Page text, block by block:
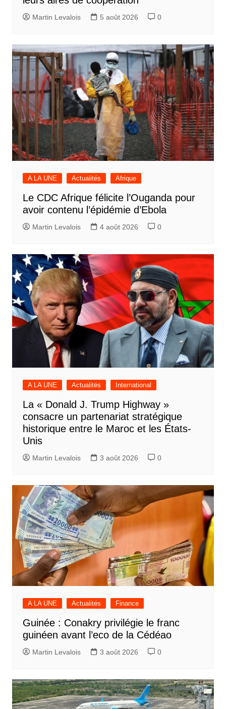
Martin Levalois 5 août 2026 0
A LA UNE Actualités Afrique
Le CDC Afrique félicite l’Ouganda pour
avoir contenu l’épidémie d’Ebola
Martin Levalois 4 août 2026 0
A LA UNE Actualités International
La « Donald J. Trump Highway »
consacre un partenariat stratégique
historique entre le Maroc et les États-
Unis
Martin Levalois 3 août 2026 0
A LA UNE Actualités Finance
Guinée : Conakry privilégie le franc
guinéen avant l’eco de la Cédéao
Martin Levalois 3 août 2026 0